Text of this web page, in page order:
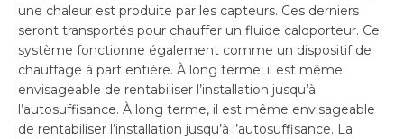
une chaleur est produite par les capteurs. Ces derniers
seront transportés pour chauffer un fluide caloporteur. Ce
système fonctionne également comme un dispositif de
chauffage à part entière. À long terme, il est même
envisageable de rentabiliser l’installation jusqu’à
l’autosuffisance. À long terme, il est même envisageable
de rentabiliser l’installation jusqu’à l’autosuffisance. La